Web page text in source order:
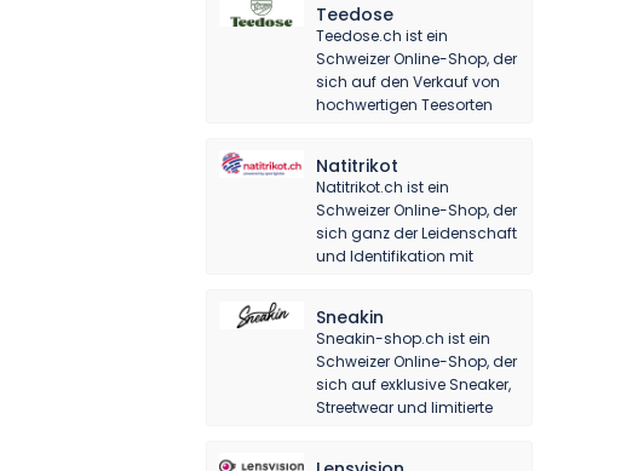
Teedose
Teedose.ch ist ein
Schweizer Online-Shop, der
sich auf den Verkauf von
hochwertigen Teesorten
Natitrikot
Natitrikot.ch ist ein
Schweizer Online-Shop, der
sich ganz der Leidenschaft
und Identifikation mit
Sneakin
Sneakin-shop.ch ist ein
Schweizer Online-Shop, der
sich auf exklusive Sneaker,
Streetwear und limitierte